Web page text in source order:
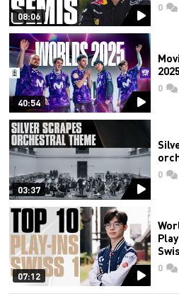
08:06
0
40:54
0
03:37
0
07:12
0